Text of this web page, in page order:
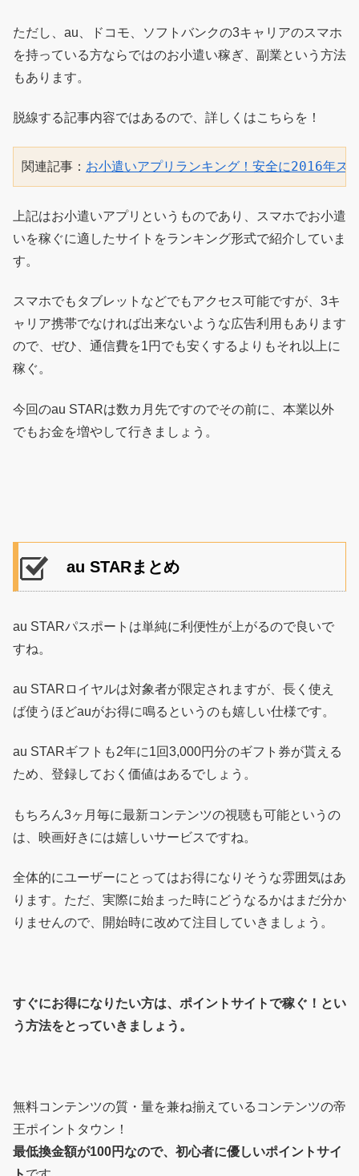
ただし、au、ドコモ、ソフトバンクの3キャリアのスマホ
を持っている方ならではのお小遣い稼ぎ、副業という方法
もあります。
脱線する記事内容ではあるので、詳しくはこちらを！
関連記事： お小遣いアプリランキング！安全に2016年ス
上記はお小遣いアプリというものであり、スマホでお小遣
いを稼ぐに適したサイトをランキング形式で紹介していま
す。
スマホでもタブレットなどでもアクセス可能ですが、3キ
ャリア携帯でなければ出来ないような広告利用もあります
ので、ぜひ、通信費を1円でも安くするよりもそれ以上に
稼ぐ。
今回のau STARは数カ月先ですのでその前に、本業以外
でもお金を増やして行きましょう。
au STARまとめ
au STARパスポートは単純に利便性が上がるので良いで
すね。
au STARロイヤルは対象者が限定されますが、長く使え
ば使うほどauがお得に鳴るというのも嬉しい仕様です。
au STARギフトも2年に1回3,000円分のギフト券が貰える
ため、登録しておく価値はあるでしょう。
もちろん3ヶ月毎に最新コンテンツの視聴も可能というの
は、映画好きには嬉しいサービスですね。
全体的にユーザーにとってはお得になりそうな雰囲気はあ
ります。ただ、実際に始まった時にどうなるかはまだ分か
りませんので、開始時に改めて注目していきましょう。
すぐにお得になりたい方は、ポイントサイトで稼ぐ！とい
う方法をとっていきましょう。
無料コンテンツの質・量を兼ね揃えているコンテンツの帝
王ポイントタウン！
最低換金額が100円なので、初心者に優しいポイントサイ